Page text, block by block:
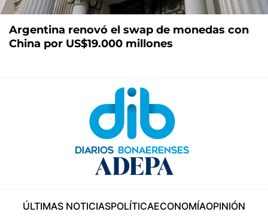
Argentina renovó el swap de monedas con
China por US$19.000 millones
ÚLTIMAS NOTICIASPOLÍTICAECONOMÍAOPINIÓN